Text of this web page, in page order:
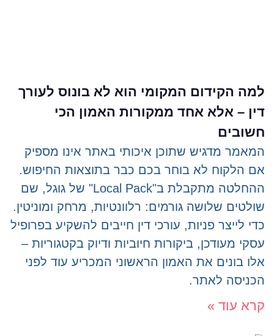
למה הקידום המקומי הוא לא בונוס לעורך
דין – אלא אחד ממקורות האמון הכי
חשובים
המאמר מדגיש שתוכן איכותי באתר אינו מספיק
אם הלקוח לא בוחר בכם כבר בתוצאות החיפוש.
ההחלטה מתקבלת ב"Local Pack" של גוגל, שם
שולטים שלושה גורמים: רלוונטיות, מרחק ומוניטין.
כדי לייצר פניות, עורכי דין חייבים להשקיע בפרופיל
עסקי מעודכן, ביקורות חיוביות ודיוק בקטגוריות –
אלו בונים את האמון הראשוני המכריע עוד לפני
הכניסה לאתר.
קרא עוד »